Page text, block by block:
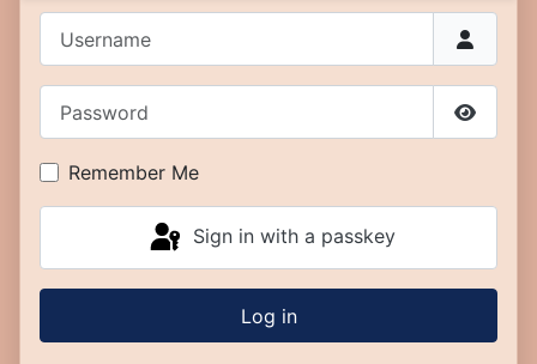
Show
Remember Me
Sign in with a passkey
Log in